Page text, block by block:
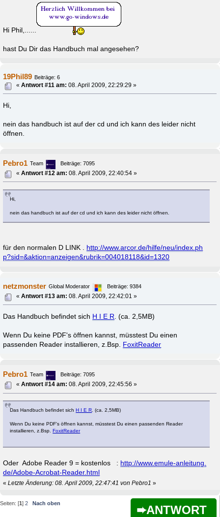
Hi Phil,......
hast Du Dir das Handbuch mal angesehen?
19Phil89 Beiträge: 6
«Antwort #11 am: 08. April 2009, 22:29:29 »
Hi,
nein das handbuch ist auf der cd und ich kann des leider nicht
öffnen.
Pebro1 Team
Beiträge: 7095
«Antwort #12 am: 08. April 2009, 22:40:54 »
Hi,
nein das handbuch ist auf der cd und ich kann des leider nicht öffnen.
für den normalen D LINK . http://www.arcor.de/hilfe/neu/index.ph
p?sid=&aktion=anzeigen&rubrik=004018118&id=1320
netzmonster Global Moderator
Beiträge: 9384
«Antwort #13 am: 08. April 2009, 22:42:01 »
Das Handbuch befindet sich H I E R . (ca. 2,5MB)
Wenn Du keine PDF's öffnen kannst, müsstest Du einen
passenden Reader installieren, z.Bsp. FoxitReader
Pebro1 Team
Beiträge: 7095
«Antwort #14 am: 08. April 2009, 22:45:56 »
Das Handbuch befindet sichH I E R . (ca. 2,5MB)
Wenn Du keine PDF's öffnen kannst, müsstest Du einen passenden Reader
installieren, z.Bsp.FoxitReader
Oder Adobe Reader 9 = kostenlos : http://www.emule-anleitung.
de/Adobe-Acrobat-Reader.html
«Letzte Änderung: 08. April 2009, 22:47:41 von Pebro1 »
ANTWORT
Seiten: [1] 2 Nach oben